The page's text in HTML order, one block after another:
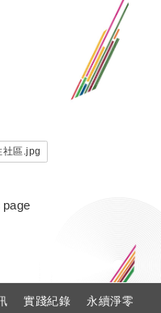
區.jpg
實踐紀錄
永續淨零